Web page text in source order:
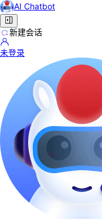
AI Chatbot
新建会话
未登录